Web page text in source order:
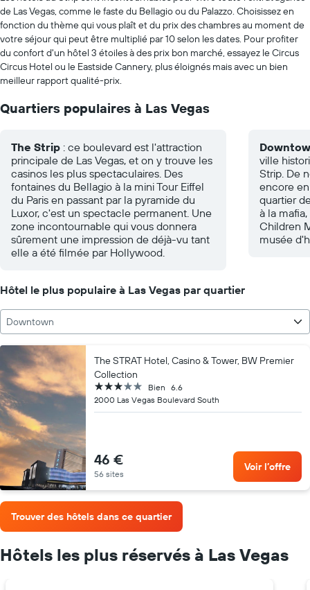
de Las Vegas, comme le faste du Bellagio ou du Palazzo. Choisissez en
fonction du thème qui vous plaît et du prix des chambres au moment de
votre séjour qui peut être multiplié par 10 selon les dates. Pour profiter
du confort d'un hôtel 3 étoiles à des prix bon marché, essayez le Circus
Circus Hotel ou le Eastside Cannery, plus éloignés mais avec un bien
meilleur rapport qualité-prix.
Quartiers populaires à Las Vegas
The Strip : ce boulevard est l'attraction
principale de Las Vegas, et on y trouve les
casinos les plus spectaculaires. Des
fontaines du Bellagio à la mini Tour Eiffel
du Paris en passant par la pyramide du
Luxor, c'est un spectacle permanent. Une
zone incontournable qui vous donnera
sûrement une impression de déjà-vu tant
elle a été filmée par Hollywood.
ville
Strip. De
encore
quartier
à la
Children
musée
Hôtel le plus populaire à Las Vegas par quartier
Downtown
The STRAT Hotel, Casino & Tower, BW Premier
Collection
3 étoiles Bien 6.6
2000 Las Vegas Boulevard South
46 €
56 sites
Voir l’offre
Trouver des hôtels dans ce quartier
Hôtels les plus réservés à Las Vegas